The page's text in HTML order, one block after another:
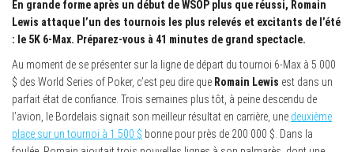
En grande forme après un début de WSOP plus que réussi, Romain
Lewis attaque l’un des tournois les plus relevés et excitants de l’été
: le 5K 6-Max. Préparez-vous à 41 minutes de grand spectacle.
Au moment de se présenter sur la ligne de départ du tournoi 6-Max à 5 000
$ des World Series of Poker, c’est peu dire que Romain Lewis est dans un
parfait état de confiance. Trois semaines plus tôt, à peine descendu de
l’avion, le Bordelais signait son meilleur résultat en carrière, une deuxième
place sur un tournoi à 1 500 $ bonne pour près de 200 000 $. Dans la